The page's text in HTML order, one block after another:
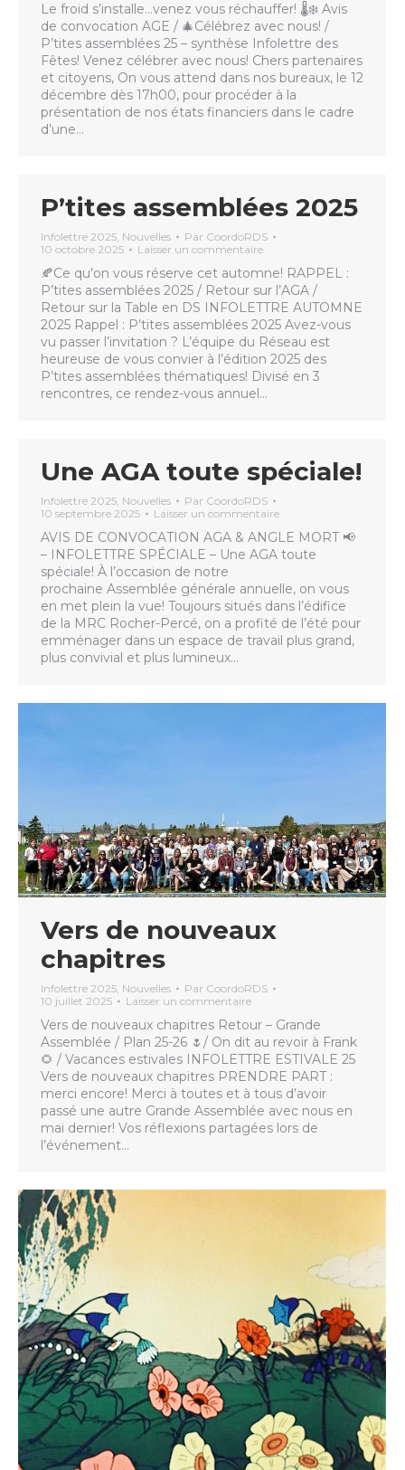
Le froid s’installe…venez vous réchauffer! 🌡️❄️ Avis
de convocation AGE / 🎄Célébrez avec nous! /
P’tites assemblées 25 – synthèse Infolettre des
Fêtes! Venez célébrer avec nous! Chers partenaires
et citoyens, On vous attend dans nos bureaux, le 12
décembre dès 17h00, pour procéder à la
présentation de nos états financiers dans le cadre
d’une…
P’tites assemblées 2025
Infolettre 2025, Nouvelles Par CoordoRDS
10 octobre 2025
Laisser un commentaire
🍂Ce qu’on vous réserve cet automne! RAPPEL :
P’tites assemblées 2025 / Retour sur l’AGA /
Retour sur la Table en DS INFOLETTRE AUTOMNE
2025 Rappel : P’tites assemblées 2025 Avez-vous
vu passer l’invitation ? L’équipe du Réseau est
heureuse de vous convier à l’édition 2025 des
P’tites assemblées thématiques! Divisé en 3
rencontres, ce rendez-vous annuel…
Une AGA toute spéciale!
Infolettre 2025, Nouvelles Par CoordoRDS
10 septembre 2025
Laisser un commentaire
AVIS DE CONVOCATION AGA & ANGLE MORT 📢
– INFOLETTRE SPÉCIALE – Une AGA toute
spéciale! À l’occasion de notre
prochaine Assemblée générale annuelle, on vous
en met plein la vue! Toujours situés dans l’édifice
de la MRC Rocher-Percé, on a profité de l’été pour
emménager dans un espace de travail plus grand,
plus convivial et plus lumineux…
Vers de nouveaux
chapitres
Infolettre 2025 Nouvelles Par CoordoRDS
10 juillet 2025
Laisser un commentaire
Vers de nouveaux chapitres Retour – Grande
Assemblée / Plan 25-26 🌷/ On dit au revoir à Frank
🌻 / Vacances estivales INFOLETTRE ESTIVALE 25
Vers de nouveaux chapitres PRENDRE PART :
merci encore! Merci à toutes et à tous d’avoir
passé une autre Grande Assemblée avec nous en
mai dernier! Vos réflexions partagées lors de
l’événement…